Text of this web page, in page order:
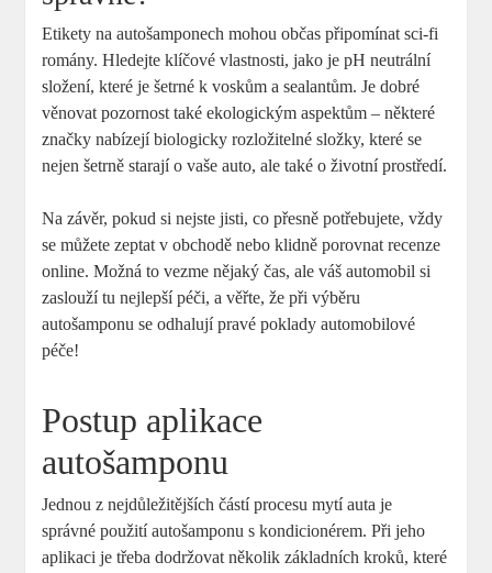
Etikety na autošamponech mohou občas připomínat sci-fi
romány. Hledejte klíčové vlastnosti, jako je pH neutrální
složení, které je šetrné k voskům a sealantům. Je dobré
věnovat pozornost také ekologickým aspektům – některé
značky nabízejí biologicky rozložitelné složky, které se
nejen šetrně starají o vaše auto, ale také o životní prostředí.
Na závěr, pokud si nejste jisti, co přesně potřebujete, vždy
se můžete zeptat v obchodě nebo klidně porovnat recenze
online. Možná to vezme nějaký čas, ale váš automobil si
zaslouží tu nejlepší péči, a věřte, že při výběru
autošamponu se odhalují pravé poklady automobilové
péče!
Postup aplikace
autošamponu
Jednou z nejdůležitějších částí procesu mytí auta je
správné použití autošamponu s kondicionérem. Při jeho
aplikaci je třeba dodržovat několik základních kroků, které